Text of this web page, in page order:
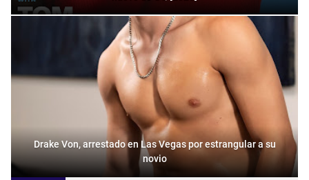
Drake Von, arrestado en Las Vegas por estrangular a su
novio